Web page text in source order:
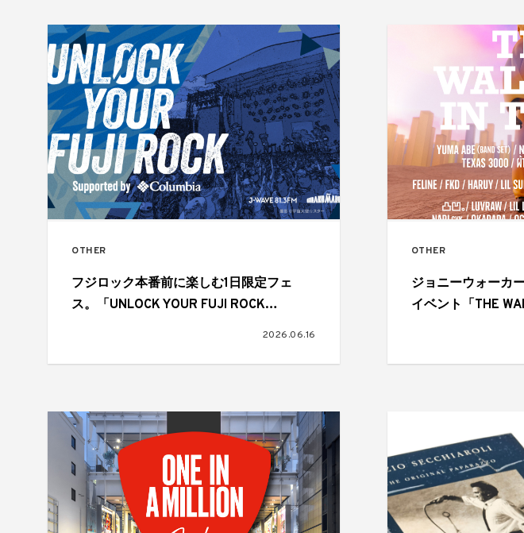
OTHER
フジロック本番前に楽しむ1日限定フェ
ス。「UNLOCK YOUR FUJI ROCK
2026.06.16
OTHER
ジョニーウォーカ
イベント「THE